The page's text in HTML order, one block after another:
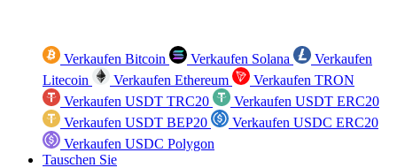
Verkaufen Bitcoin Verkaufen Solana
Verkaufen
Litecoin
Verkaufen Ethereum
Verkaufen TRON
Verkaufen USDT TRC20
Verkaufen USDT ERC20
Verkaufen USDT BEP20
Verkaufen USDC ERC20
Verkaufen USDC Polygon
Tauschen Sie